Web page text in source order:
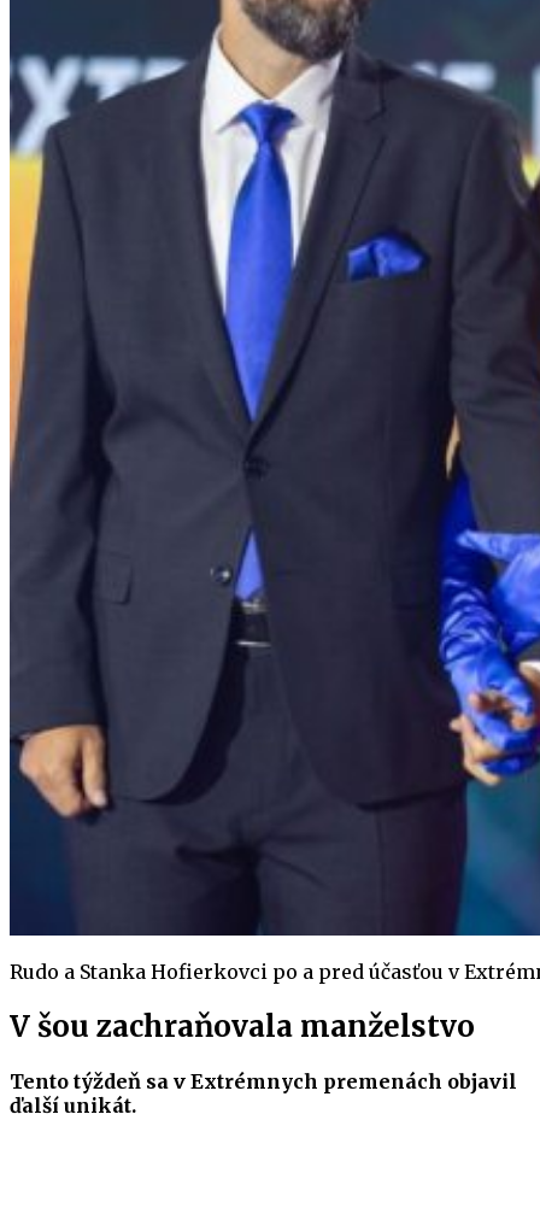
Rudo a Stanka Hofierkovci po a pred účasťou v
V šou zachraňovala manželstvo
Tento týždeň sa v Extrémnych premenách objavil
ďalší unikát.